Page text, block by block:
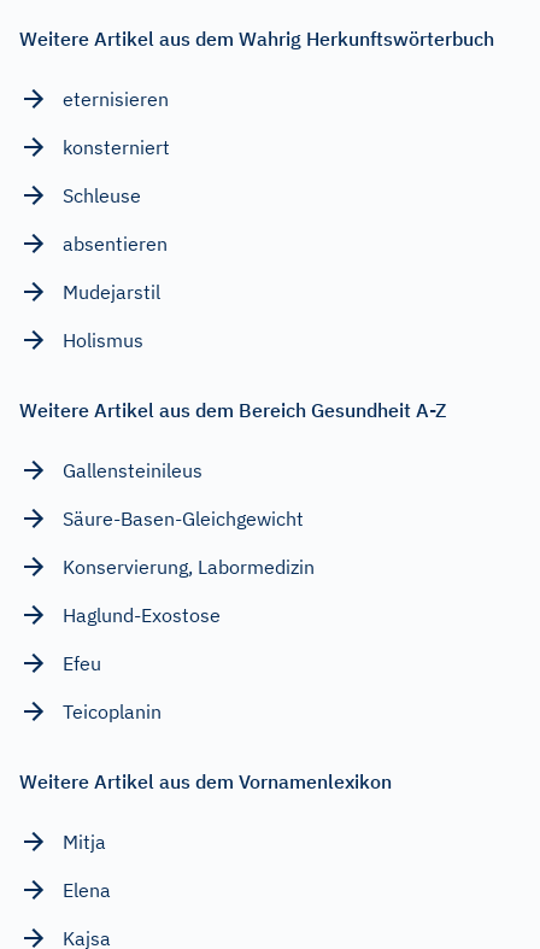
Weitere Artikel aus dem Wahrig Herkunftswörterbuch
eternisieren
konsterniert
Schleuse
absentieren
Mudejarstil
Holismus
Weitere Artikel aus dem Bereich Gesundheit A-Z
Gallensteinileus
Säure-Basen-Gleichgewicht
Konservierung, Labormedizin
Haglund-Exostose
Efeu
Teicoplanin
Weitere Artikel aus dem Vornamenlexikon
Mitja
Elena
Kajsa